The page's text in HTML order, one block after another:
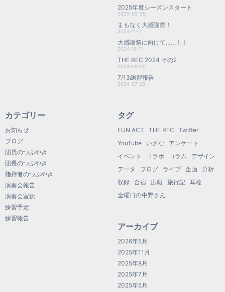
2025年度シーズンスタート
2025-03-29
まもなく大感謝祭！
2024-11-17
大感謝祭に向けて……！！
2024-10-11
THE REC 2024 その2
2024-09-20
7/13練習報告
2024-07-28
カテゴリー
お知らせ
ブログ
団員のつぶやき
団長のつぶやき
指揮者のつぶやき
演奏会報告
演奏会宣伝
練習予定
練習報告
タグ
FUN ACT THE REC
Twitter
YouTube
いさな
アンケート
イベント
コラボ コラム
デザイン
データ
ブログ ライブ 企画
分析
収録
合宿 広報 旅行記
耳栓
金曜日の中野さん
アーカイブ
2026年5月
2025年11月
2025年8月
2025年7月
2025年5月